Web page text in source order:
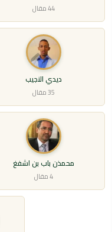
44 مقال
ديدي النجيب
35 مقال
محمذن باب بن اشفغ
4 مقال